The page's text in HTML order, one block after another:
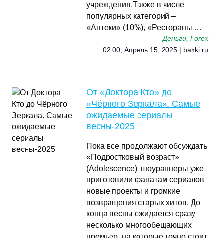
учреждения.Также в числе
популярных категорий –
«Аптеки» (10%), «Рестораны …
Деньги, Forex
02:00, Апрель 15, 2025 | banki.ru
От «Доктора Кто» до
«Чёрного Зеркала». Самые
ожидаемые сериалы
весны-2025
Пока все продолжают обсуждать
«Подростковый возраст»
(Adolescence), шоураннеры уже
приготовили фанатам сериалов
новые проекты и громкие
возвращения старых хитов. До
конца весны ожидается сразу
несколько многообещающих
премьер, на которые точно стоит